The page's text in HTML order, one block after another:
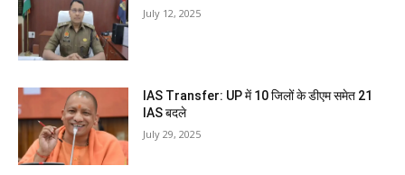
July 12, 2025
IAS Transfer: UP में 10 जिलों के डीएम समेत 21
IAS बदले
July 29, 2025